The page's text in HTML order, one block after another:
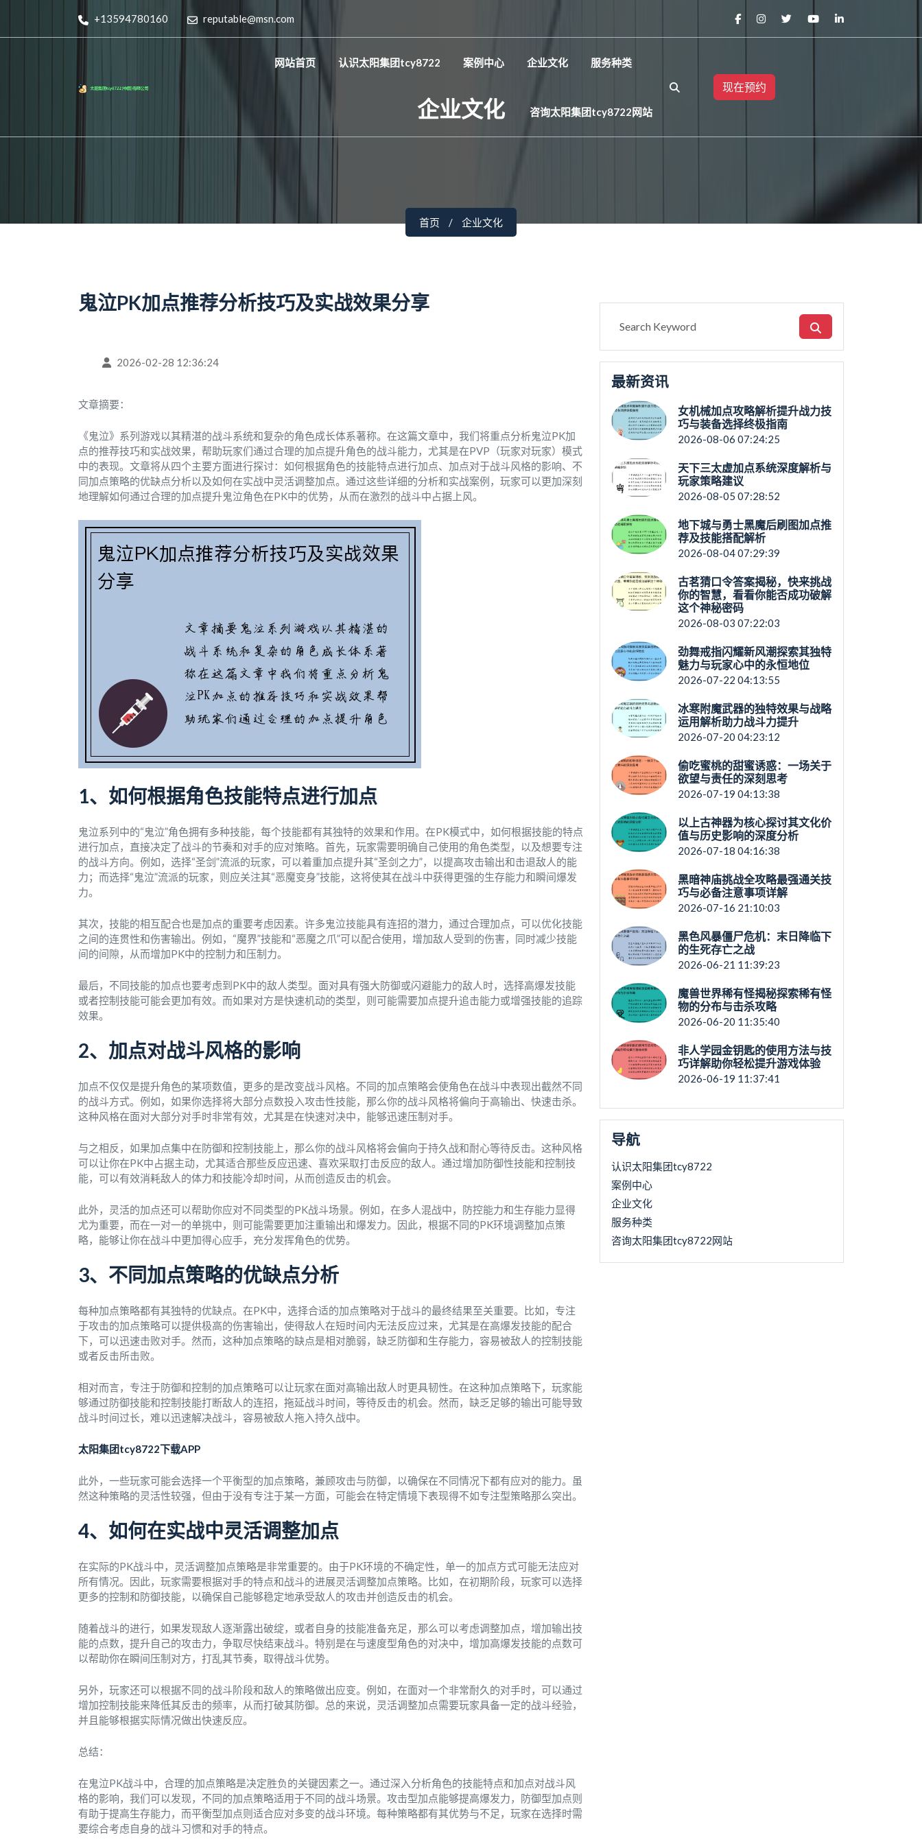
+13594780160 reputable@msn.com
网站首页 认识太阳集团tcy8722 案例中心 企业文化 服务种类
咨询太阳集团tcy8722网站
现在预约
企业文化
首页 企业文化
鬼泣PK加点推荐分析技巧及实战效果分享
2026-02-28 12:36:24
文章摘要：
《鬼泣》系列游戏以其精湛的战斗系统和复杂的角色成长体系著称。在这篇文章中，我们将重点分析鬼泣PK加
点的推荐技巧和实战效果，帮助玩家们通过合理的加点提升角色的战斗能力，尤其是在PVP（玩家对玩家）模式
中的表现。文章将从四个主要方面进行探讨：如何根据角色的技能特点进行加点、加点对于战斗风格的影响、不
同加点策略的优缺点分析以及如何在实战中灵活调整加点。通过这些详细的分析和实战案例，玩家可以更加深刻
地理解如何通过合理的加点提升鬼泣角色在PK中的优势，从而在激烈的战斗中占据上风。
1、如何根据角色技能特点进行加点
鬼泣系列中的“鬼泣”角色拥有多种技能，每个技能都有其独特的效果和作用。在PK模式中，如何根据技能的特点
进行加点，直接决定了战斗的节奏和对手的应对策略。首先，玩家需要明确自己使用的角色类型，以及想要专注
的战斗方向。例如，选择“圣剑”流派的玩家，可以着重加点提升其“圣剑之力”，以提高攻击输出和击退敌人的能
力；而选择“鬼泣”流派的玩家，则应关注其“恶魔变身”技能，这将使其在战斗中获得更强的生存能力和瞬间爆发
力。
其次，技能的相互配合也是加点的重要考虑因素。许多鬼泣技能具有连招的潜力，通过合理加点，可以优化技能
之间的连贯性和伤害输出。例如，“魔界”技能和“恶魔之爪”可以配合使用，增加敌人受到的伤害，同时减少技能
间的间隙，从而增加PK中的控制力和压制力。
最后，不同技能的加点也要考虑到PK中的敌人类型。面对具有强大防御或闪避能力的敌人时，选择高爆发技能
或者控制技能可能会更加有效。而如果对方是快速机动的类型，则可能需要加点提升追击能力或增强技能的追踪
效果。
2、加点对战斗风格的影响
加点不仅仅是提升角色的某项数值，更多的是改变战斗风格。不同的加点策略会使角色在战斗中表现出截然不同
的战斗方式。例如，如果你选择将大部分点数投入攻击性技能，那么你的战斗风格将偏向于高输出、快速击杀。
这种风格在面对大部分对手时非常有效，尤其是在快速对决中，能够迅速压制对手。
与之相反，如果加点集中在防御和控制技能上，那么你的战斗风格将会偏向于持久战和耐心等待反击。这种风格
可以让你在PK中占据主动，尤其适合那些反应迅速、喜欢采取打击反应的敌人。通过增加防御性技能和控制技
能，可以有效消耗敌人的体力和技能冷却时间，从而创造反击的机会。
此外，灵活的加点还可以帮助你应对不同类型的PK战斗场景。例如，在多人混战中，防控能力和生存能力显得
尤为重要，而在一对一的单挑中，则可能需要更加注重输出和爆发力。因此，根据不同的PK环境调整加点策
略，能够让你在战斗中更加得心应手，充分发挥角色的优势。
3、不同加点策略的优缺点分析
每种加点策略都有其独特的优缺点。在PK中，选择合适的加点策略对于战斗的最终结果至关重要。比如，专注
于攻击的加点策略可以提供极高的伤害输出，使得敌人在短时间内无法反应过来，尤其是在高爆发技能的配合
下，可以迅速击败对手。然而，这种加点策略的缺点是相对脆弱，缺乏防御和生存能力，容易被敌人的控制技能
或者反击所击败。
相对而言，专注于防御和控制的加点策略可以让玩家在面对高输出敌人时更具韧性。在这种加点策略下，玩家能
够通过防御技能和控制技能打断敌人的连招，拖延战斗时间，等待反击的机会。然而，缺乏足够的输出可能导致
战斗时间过长，难以迅速解决战斗，容易被敌人拖入持久战中。
太阳集团tcy8722下载APP
此外，一些玩家可能会选择一个平衡型的加点策略，兼顾攻击与防御，以确保在不同情况下都有应对的能力。虽
然这种策略的灵活性较强，但由于没有专注于某一方面，可能会在特定情境下表现得不如专注型策略那么突出。
4、如何在实战中灵活调整加点
在实际的PK战斗中，灵活调整加点策略是非常重要的。由于PK环境的不确定性，单一的加点方式可能无法应对
所有情况。因此，玩家需要根据对手的特点和战斗的进展灵活调整加点策略。比如，在初期阶段，玩家可以选择
更多的控制和防御技能，以确保自己能够稳定地承受敌人的攻击并创造反击的机会。
随着战斗的进行，如果发现敌人逐渐露出破绽，或者自身的技能准备充足，那么可以考虑调整加点，增加输出技
能的点数，提升自己的攻击力，争取尽快结束战斗。特别是在与速度型角色的对决中，增加高爆发技能的点数可
以帮助你在瞬间压制对方，打乱其节奏，取得战斗优势。
另外，玩家还可以根据不同的战斗阶段和敌人的策略做出应变。例如，在面对一个非常耐久的对手时，可以通过
增加控制技能来降低其反击的频率，从而打破其防御。总的来说，灵活调整加点需要玩家具备一定的战斗经验，
并且能够根据实际情况做出快速反应。
总结：
在鬼泣PK战斗中，合理的加点策略是决定胜负的关键因素之一。通过深入分析角色的技能特点和加点对战斗风
格的影响，我们可以发现，不同的加点策略适用于不同的战斗场景。攻击型加点能够提高爆发力，防御型加点则
有助于提高生存能力，而平衡型加点则适合应对多变的战斗环境。每种策略都有其优势与不足，玩家在选择时需
要综合考虑自身的战斗习惯和对手的特点。
最新资讯
女机械加点攻略解析提升战力技
巧与装备选择终极指南
2026-08-06 07:24:25
天下三太虚加点系统深度解析与
玩家策略建议
2026-08-05 07:28:52
地下城与勇士黑魔后刷图加点推
荐及技能搭配解析
2026-08-04 07:29:39
古茗猜口令答案揭秘，快来挑战
你的智慧，看看你能否成功破解
这个神秘密码
2026-08-03 07:22:03
劲舞戒指闪耀新风潮探索其独特
魅力与玩家心中的永恒地位
2026-07-22 04:13:55
冰寒附魔武器的独特效果与战略
运用解析助力战斗力提升
2026-07-20 04:23:12
偷吃蜜桃的甜蜜诱惑：一场关于
欲望与责任的深刻思考
2026-07-19 04:13:38
以上古神器为核心探讨其文化价
值与历史影响的深度分析
2026-07-18 04:16:38
黑暗神庙挑战全攻略最强通关技
巧与必备注意事项详解
2026-07-16 21:10:03
黑色风暴僵尸危机：末日降临下
的生死存亡之战
2026-06-21 11:39:23
魔兽世界稀有怪揭秘探索稀有怪
物的分布与击杀攻略
2026-06-20 11:35:40
非人学园金钥匙的使用方法与技
巧详解助你轻松提升游戏体验
2026-06-19 11:37:41
导航
认识太阳集团tcy8722
案例中心
企业文化
服务种类
咨询太阳集团tcy8722网站